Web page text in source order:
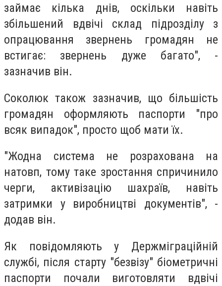
займає кілька днів, оскільки навіть
збільшений вдвічі склад підрозділу з
опрацювання звернень громадян не
встигає: звернень дуже багато", -
зазначив він.
Соколюк також зазначив, що більшість
громадян оформляють паспорти "про
всяк випадок", просто щоб мати їх.
"Жодна система не розрахована на
натовп, тому таке зростання спричинило
черги, активізацію шахраїв, навіть
затримки у виробництві документів", -
додав він.
Як повідомляють у Держміграційній
службі, після старту "безвізу" біометричні
паспорти почали виготовляти вдвічі